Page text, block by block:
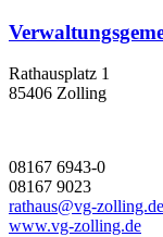
Rathausplatz 1
85406 Zolling
08167 6943-0
08167 9023
rathaus@vg-zolling.de
www.vg-zolling.de